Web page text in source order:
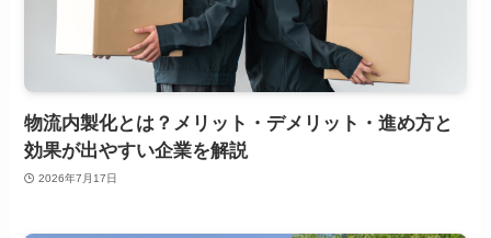
物流内製化とは？メリット・デメリット・進め方と
効果が出やすい企業を解説
2026年7月17日